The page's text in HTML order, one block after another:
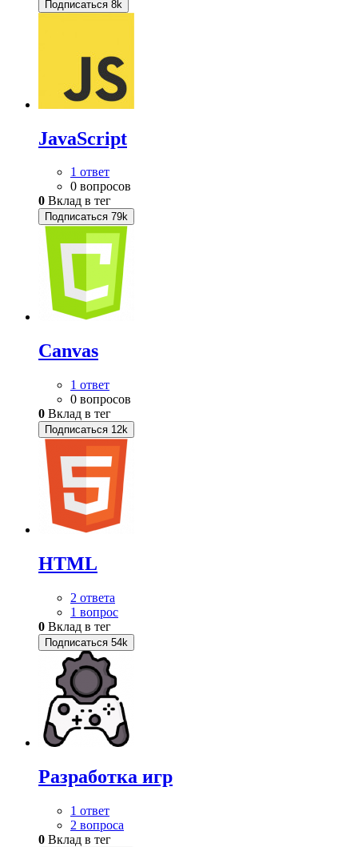
Подписаться 8k
JavaScript
1 ответ
0 вопросов
0 Вклад в тег
Подписаться 79k
Canvas
1 ответ
0 вопросов
0 Вклад в тег
Подписаться 12k
HTML
2 ответа
1 вопрос
0 Вклад в тег
Подписаться 54k
Разработка игр
1 ответ
2 вопроса
0 Вклад в тег